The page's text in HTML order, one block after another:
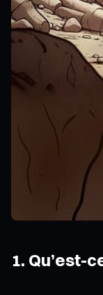
1. Qu’est-